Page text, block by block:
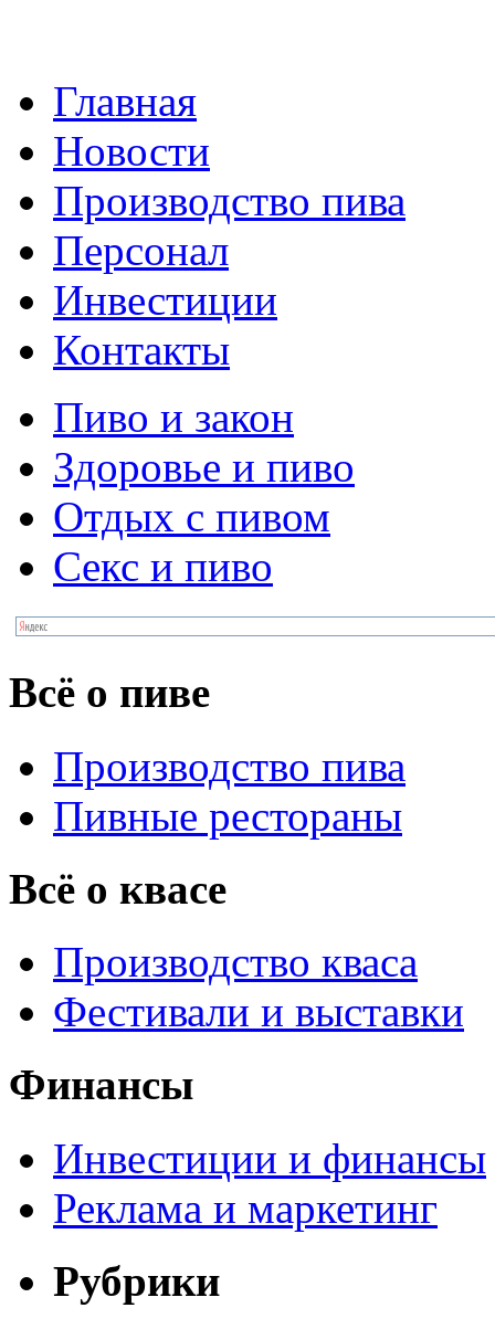
Главная
Новости
Производство пива
Персонал
Инвестиции
Контакты
Пиво и закон
Здоровье и пиво
Отдых с пивом
Секс и пиво
Всё о пиве
Производство пива
Пивные рестораны
Всё о квасе
Производство кваса
Фестивали и выставки
Финансы
Инвестиции и финансы
Реклама и маркетинг
Рубрики